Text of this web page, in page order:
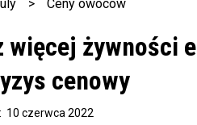
> Ceny owocow
więcej żywności
cenowy
10 czerwca 2022